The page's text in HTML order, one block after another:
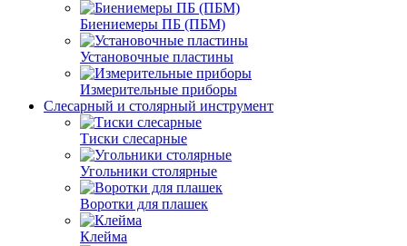
Биениемеры ПБ (ПБМ)
Установочные пластины
Измерительные приборы
Слесарный и столярный инструмент
Тиски слесарные
Угольники столярные
Воротки для плашек
Клейма